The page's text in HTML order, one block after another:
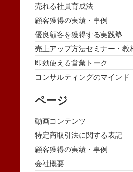
売れる社員育成法
顧客獲得の実績・事例
優良顧客を獲得する実践塾
売上アップ方法セミナー・教
即効使える営業トーク
コンサルティングのマインド
ページ
動画コンテンツ
特定商取引法に関する表記
顧客獲得の実績・事例
会社概要